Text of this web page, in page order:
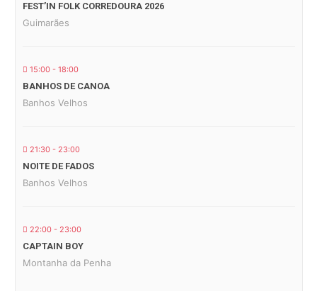
FEST’IN FOLK CORREDOURA 2026
Guimarães
15:00 - 18:00
BANHOS DE CANOA
Banhos Velhos
21:30 - 23:00
NOITE DE FADOS
Banhos Velhos
22:00 - 23:00
CAPTAIN BOY
Montanha da Penha